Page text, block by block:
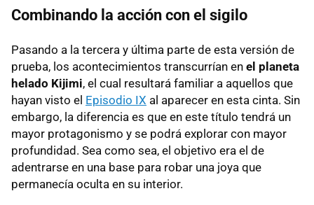
Combinando la acción con el sigilo
Pasando a la tercera y última parte de esta versión de
prueba, los acontecimientos transcurrían en el planeta
helado Kijimi, el cual resultará familiar a aquellos que
hayan visto el Episodio IX al aparecer en esta cinta. Sin
embargo, la diferencia es que en este título tendrá un
mayor protagonismo y se podrá explorar con mayor
profundidad. Sea como sea, el objetivo era el de
adentrarse en una base para robar una joya que
permanecía oculta en su interior.